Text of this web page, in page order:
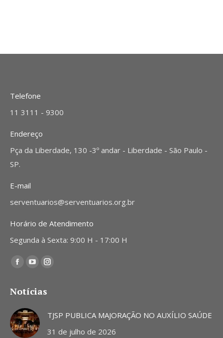
Telefone
11 3111 - 9300
Endereço
Pça da Liberdade, 130 -3º andar - Liberdade - São Paulo -
SP.
E-mail
serventuarios@serventuarios.org.br
Horário de Atendimento
Segunda à Sexta: 9:00 H - 17:00 H
Encontre-nos em:
Facebook
opens
in
new
window
YouTube
opens
new
window
Instagram
opens
new
window
Notícias
TJSP PUBLICA MAJORAÇÃO NO AUXÍLIO SAÚDE
31 de julho de 2026